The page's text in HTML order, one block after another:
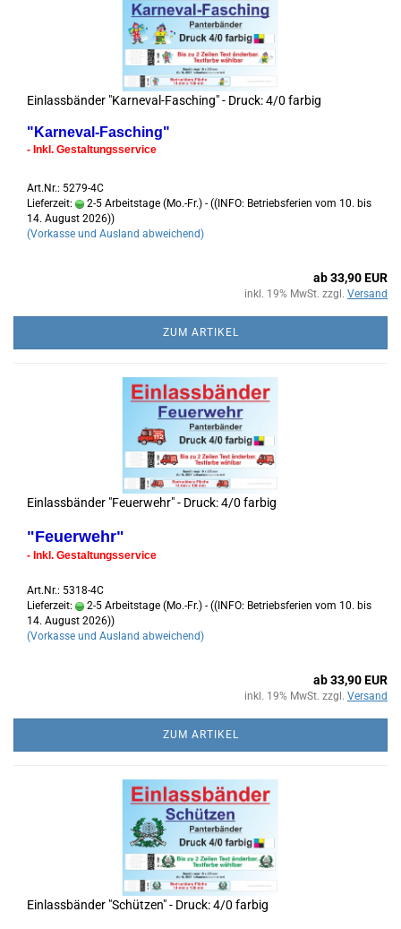
Einlassbänder "Karneval-Fasching" - Druck: 4/0 farbig
"Karneval-Fasching"
- Inkl. Gestaltungsservice
Art.Nr.: 5279-4C
Lieferzeit:
2-5 Arbeitstage (Mo.-Fr.) - ((INFO: Betriebsferien vom 10. bis
14. August 2026))
(Vorkasse und Ausland abweichend)
ab 33,90 EUR
inkl. 19% MwSt. zzgl. Versand
ZUM ARTIKEL
Einlassbänder "Feuerwehr" - Druck: 4/0 farbig
"Feuerwehr"
- Inkl. Gestaltungsservice
Art.Nr.: 5318-4C
Lieferzeit:
2-5 Arbeitstage (Mo.-Fr.) - ((INFO: Betriebsferien vom 10. bis
14. August 2026))
(Vorkasse und Ausland abweichend)
ab 33,90 EUR
inkl. 19% MwSt. zzgl. Versand
ZUM ARTIKEL
Einlassbänder "Schützen" - Druck: 4/0 farbig